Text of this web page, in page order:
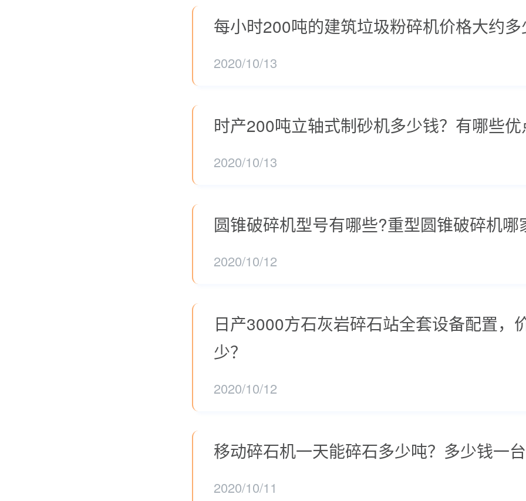
每小时200吨的建筑垃圾粉碎机价格大约多
2020/10/13
时产200吨立轴式制砂机多少钱？有哪些优
2020/10/13
圆锥破碎机型号有哪些?重型圆锥破碎机哪
2020/10/12
日产3000方石灰岩碎石站全套设备配置，
少？
2020/10/12
移动碎石机一天能碎石多少吨？多少钱一台
2020/10/11